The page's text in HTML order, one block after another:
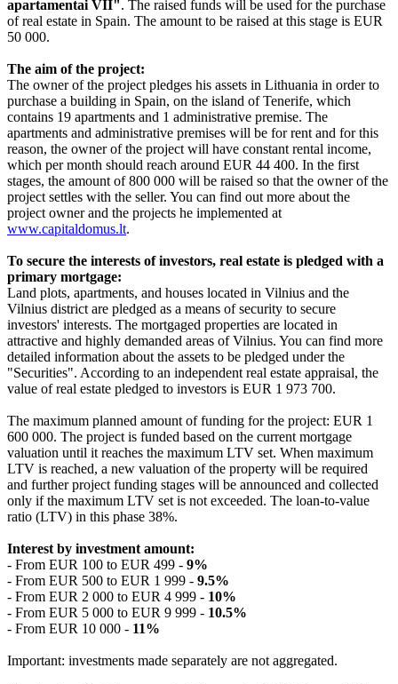
apartamentai VII". The raised funds will be used for the purchase
of real estate in Spain. The amount to be raised at this stage is EUR
50 000.
The aim of the project:
The owner of the project pledges his assets in Lithuania in order to
purchase a building in Spain, on the island of Tenerife, which
contains 19 apartments and 1 administrative premise. The
apartments and administrative premises will be for rent and for this
reason, the owner of the project will have constant rental income,
which per month should reach around EUR 44 400. In the first
stages, the amount of 800 000 will be raised so that the owner of the
project settles with the seller. You can find out more about the
project owner and the projects he implemented at
www.capitaldomus.lt.
To secure the interests of investors, real estate is pledged with a
primary mortgage:
Land plots, apartments, and houses located in Vilnius and the
Vilnius district are pledged as a means of security to secure
investors' interests. The mortgaged properties are located in
attractive and highly demanded areas of Vilnius. You can find more
detailed information about the assets to be pledged under the
"Securities". According to an independent real estate appraisal, the
value of real estate pledged to investors is EUR 1 973 700.
The maximum planned amount of funding for the project: EUR 1
600 000. The project is funded based on the current mortgage
valuation until it reaches the maximum LTV set. When maximum
LTV is reached, a new valuation of the property will be required
and further project funding stages will be announced and collected
only if the maximum LTV set is not exceeded. The loan-to-value
ratio (LTV) in this phase 38%.
Interest by investment amount:
- From EUR 100 to EUR 499 - 9%
- From EUR 500 to EUR 1 999 - 9.5%
- From EUR 2 000 to EUR 4 999 - 10%
- From EUR 5 000 to EUR 9 999 - 10.5%
- From EUR 10 000 - 11%
Important: investments made separately are not aggregated.